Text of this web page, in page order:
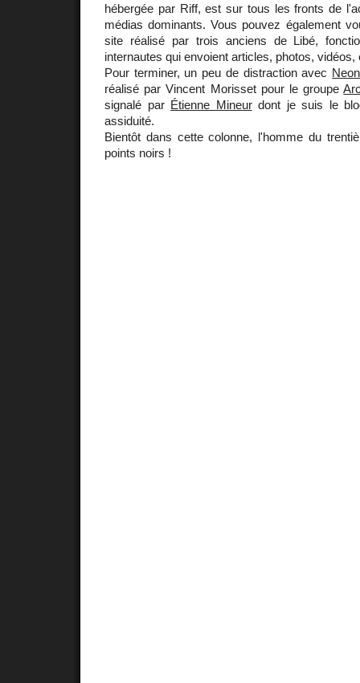
hébergée par Riff, est sur tous les fronts de
médias dominants. Vous pouvez également
site réalisé par trois anciens de Libé,
internautes qui envoient articles, photos, vidéos,
Pour terminer, un peu de distraction avec
réalisé par Vincent Morisset pour le groupe
signalé par Étienne Mineurdont je suis le
assiduité.
Bientôt dans cette colonne, l'homme du
points noirs !